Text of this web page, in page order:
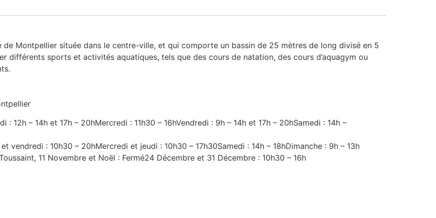
Montpellier située dans le centre-ville, et qui comporte un bassin de 25 mètres de long divisé en 5
différents sports et activités aquatiques, tels que des cours de natation, des cours d’aquagym ou
: 12h – 14h et 17h – 20hMercredi : 11h30 – 16hVendredi : 9h – 14h et 17h – 20hSamedi : 14h –
vendredi : 10h30 – 20hMercredi et jeudi : 10h30 – 17h30Samedi : 14h – 18hDimanche : 9h – 13h
11 Novembre et Noël : Fermé24 Décembre et 31 Décembre : 10h30 – 16h